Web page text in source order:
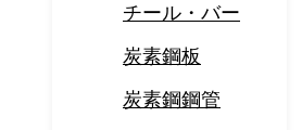
チール・バー
炭素鋼板
炭素鋼鋼管